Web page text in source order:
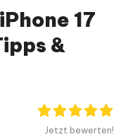
17
&
Jetzt bewerten!